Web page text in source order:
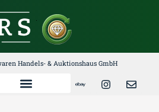
Handels- & Auktionshaus GmbH
b
I
n
E
n